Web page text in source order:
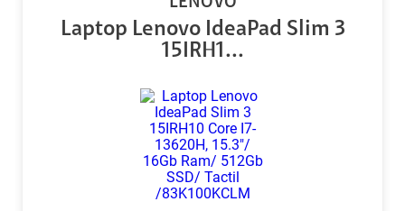
Laptop Lenovo IdeaPad Slim 3
15IRH1...